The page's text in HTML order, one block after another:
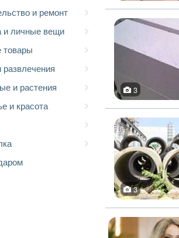
и ремонт
личные вещи
товары
и растения
и красота
3
3